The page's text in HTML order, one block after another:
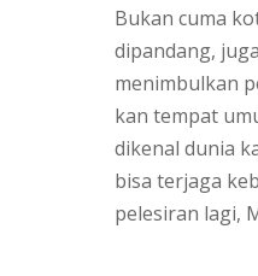
Bukan cuma
dipandang,
menimbulkan
kan tempat
dikenal dunia
bisa terjaga
pelesiran lagi,